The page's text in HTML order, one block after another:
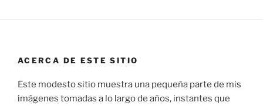
ACERCA DE ESTE SITIO
Este modesto sitio muestra una pequeña parte de mis
imágenes tomadas a lo largo de años, instantes que